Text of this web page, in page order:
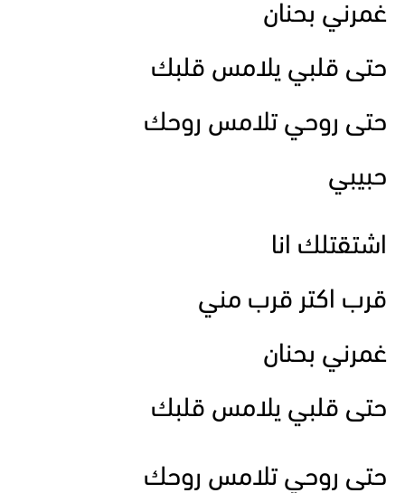
غمرني بحنان
حتى قلبي يلامس قلبك
حتى روحي تلامس روحك
حبيبي
اشتقتلك انا
قرب اكتر قرب مني
غمرني بحنان
حتى قلبي يلامس قلبك
حتى روحي تلامس روحك